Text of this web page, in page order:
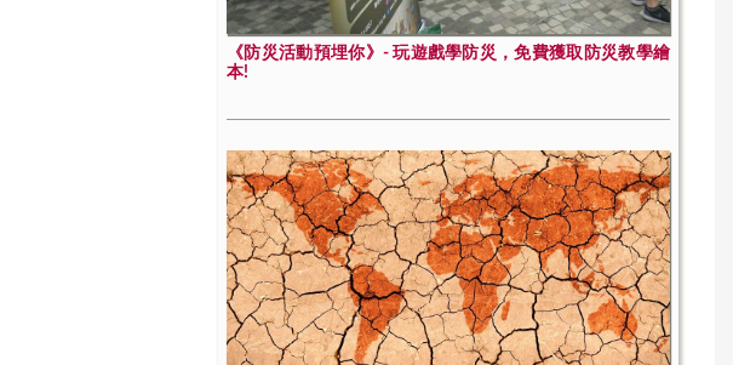
《防災活動預埋你》- 玩遊戲學防災，免費獲取防災教學繪
本!